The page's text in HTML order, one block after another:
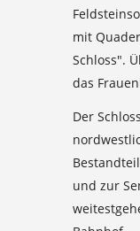
mit
Schloss".
das
Der
und zur